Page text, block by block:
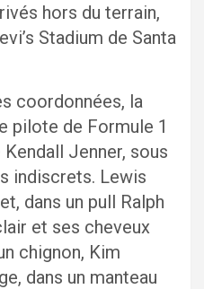
hors du terrain,
Stadium de Santa
coordonnées, la
pilote de Formule 1
Jenner, sous
indiscrets. Lewis
dans un pull Ralph
et ses cheveux
chignon, Kim
dans un manteau